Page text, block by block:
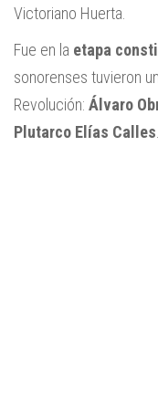
Victoriano Huerta.
Fue en la etapa
sonorenses tuvieron
Revolución: Álvaro
Plutarco Elías Calles